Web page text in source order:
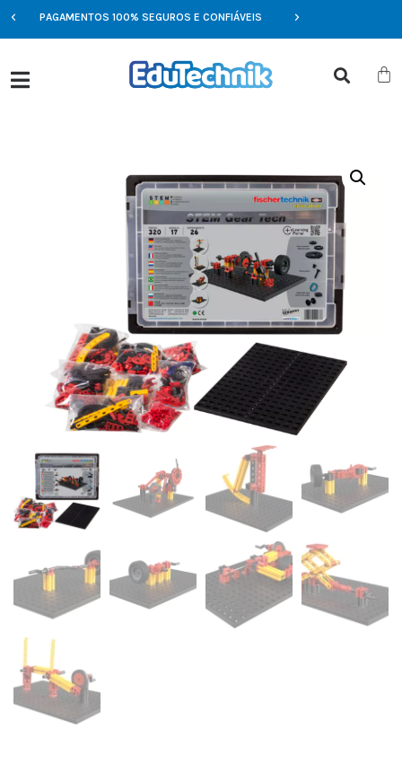
PAGAMENTOS 100% SEGUROS E CONFIÁVEIS OFERTAS EXCLUSIVAS